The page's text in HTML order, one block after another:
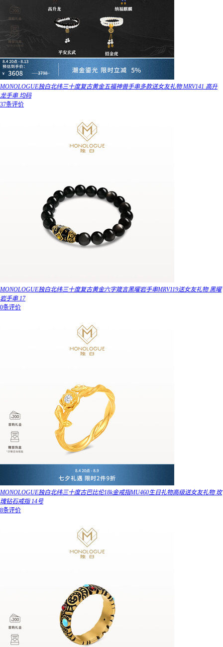
MONOLOGUE独白北纬三十度复古黄金五福神兽手串多款送女友礼物 MRV141 高升
龙手串 均码
37条评价
MONOLOGUE独白北纬三十度复古黄金六字箴言黑曜岩手串MRV119送女友礼物 黑曜
岩手串 17
0条评价
MONOLOGUE独白北纬三十度古巴比伦18k金戒指MU460生日礼物高级送女友礼物 玫
瑰钻石戒指 14号
8条评价